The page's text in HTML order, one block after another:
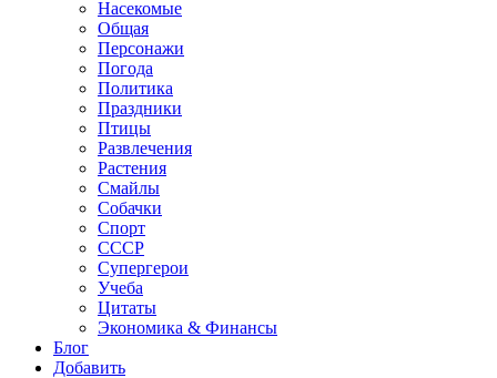
Насекомые
Общая
Персонажи
Погода
Политика
Праздники
Птицы
Развлечения
Растения
Смайлы
Собачки
Спорт
СССР
Супергерои
Учеба
Цитаты
Экономика & Финансы
Блог
Добавить